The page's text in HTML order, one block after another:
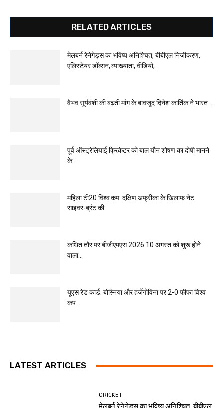
RELATED ARTICLES
मेलबर्न रेनेगेड्स का भविष्य अनिश्चित, बीबीएल निजीकरण,
एलिस्टेयर डॉब्सन, व्याख्याता, वीडियो,...
वैभव सूर्यवंशी की बढ़ती मांग के बावजूद दिनेश कार्तिक ने भारत...
पूर्व ऑस्ट्रेलियाई क्रिकेटर को बाल यौन शोषण का दोषी मानने
के...
महिला टी20 विश्व कप: दक्षिण अफ्रीका के खिलाफ नेट
साइवर-ब्रंट की...
कथित तौर पर बीजीएमएस 2026 10 अगस्त को शुरू होने
वाला...
यूएस रेड कार्ड: बोस्निया और हर्जेगोविना पर 2-0 फीफा विश्व
कप...
LATEST ARTICLES
CRICKET
मेलबर्न रेनेगेड्स का भविष्य अनिश्चित, बीबीएल